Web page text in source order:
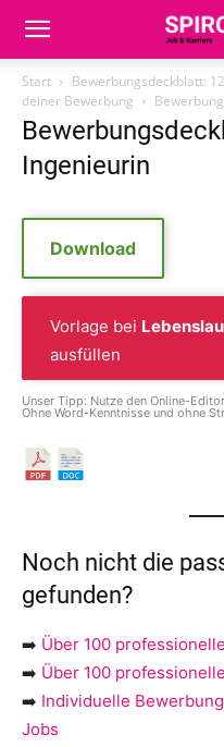
Start
Bewerbungsdeckblatt:
deiner Bewerbung
Ingenieurin
Download
Vorlage bei
ausfüllen
Unser Tipp: Nutze den Online-
Ohne Word-Kenntnisse und ohne
Noch nicht die
gefunden?
➡️ Über 100
➡️ Über 100
➡️ Individuelle
Jobs